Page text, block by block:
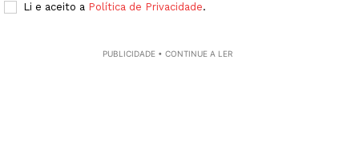
Li e aceito a Política de Privacidade.
PUBLICIDADE • CONTINUE A LER